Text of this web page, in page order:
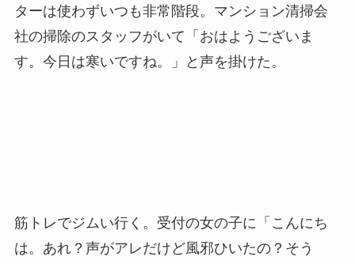
ターは使わずいつも非常階段。マンション清掃会
社の掃除のスタッフがいて 「おはようございま
す。今日は寒いですね。」と声を掛けた。
筋トレでジムい行く。受付の女の子に 「こんにち
は。あれ？声がアレだけど風邪ひいたの？そう